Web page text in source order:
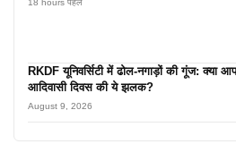
18 hours पहले
RKDF यूनिवर्सिटी में ढोल-नगाड़ों की गूंज: क्या
आदिवासी दिवस की ये झलक?
August 9, 2026